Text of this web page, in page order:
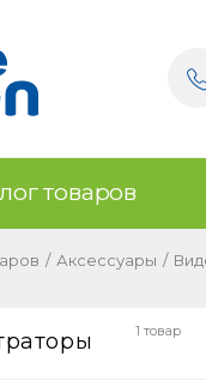
товаров
/ Аксессуары /
1 товар